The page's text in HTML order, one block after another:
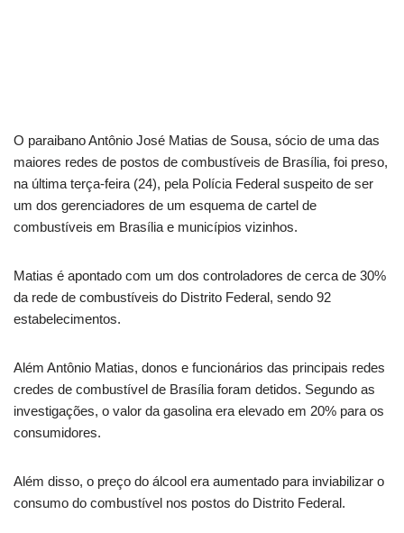
O paraibano Antônio José Matias de Sousa, sócio de uma das
maiores redes de postos de combustíveis de Brasília, foi preso,
na última terça-feira (24), pela Polícia Federal suspeito de ser
um dos gerenciadores de um esquema de cartel de
combustíveis em Brasília e municípios vizinhos.
Matias é apontado com um dos controladores de cerca de 30%
da rede de combustíveis do Distrito Federal, sendo 92
estabelecimentos.
Além Antônio Matias, donos e funcionários das principais redes
credes de combustível de Brasília foram detidos. Segundo as
investigações, o valor da gasolina era elevado em 20% para os
consumidores.
Além disso, o preço do álcool era aumentado para inviabilizar o
consumo do combustível nos postos do Distrito Federal.